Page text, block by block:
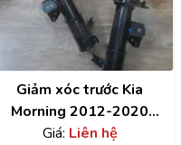
Giảm xóc trước Kia
Morning 2012-2020
chính hãng | 546501Y010
Giá: Liên hệ